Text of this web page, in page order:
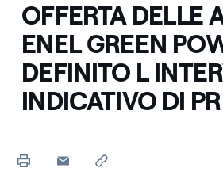
OFFERTA DELLE
ENEL GREEN
DEFINITO L
INDICATIVO DI